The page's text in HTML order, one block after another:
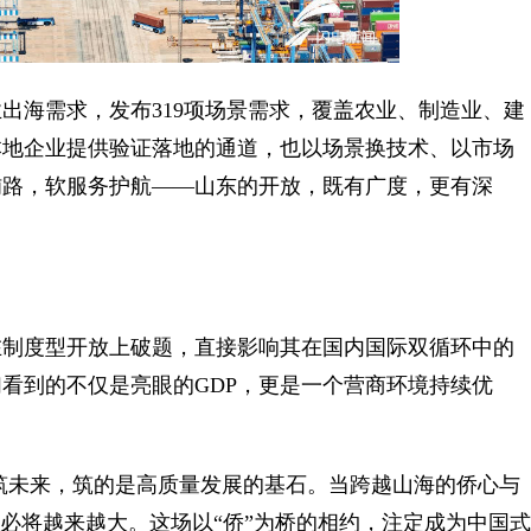
需求，发布319项场景需求，覆盖农业、制造业、建
企业提供验证落地的通道，也以场景换技术、以市场
，软服务护航——山东的开放，既有广度，更有深
型开放上破题，直接影响其在国内国际双循环中的
到的不仅是亮眼的GDP，更是一个营商环境持续优
，筑的是高质量发展的基石。当跨越山海的侨心与
将越来越大。这场以“侨”为桥的相约，注定成为中国式